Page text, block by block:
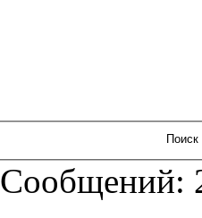
Сообщений: